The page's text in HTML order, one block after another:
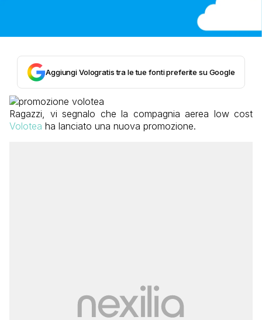
Aggiungi Vologratis tra le tue fonti preferite su Google
Ragazzi, vi segnalo che la compagnia aerea low cost
Volotea ha lanciato una nuova promozione.